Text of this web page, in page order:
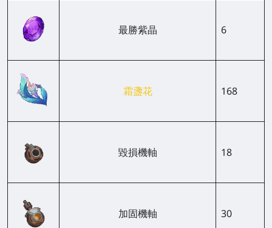
最勝紫晶 6
霜盞花 168
毀損機軸 18
加固機軸 30